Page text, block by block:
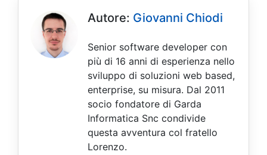
Autore: Giovanni Chiodi
Senior software developer con
più di 16 anni di esperienza nello
sviluppo di soluzioni web based,
enterprise, su misura. Dal 2011
socio fondatore di Garda
Informatica Snc condivide
questa avventura col fratello
Lorenzo.